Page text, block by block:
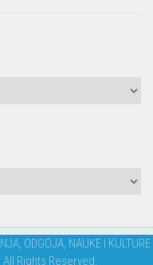
ODGOJA, NAUKE I KULTURE
All Rights Reserved.